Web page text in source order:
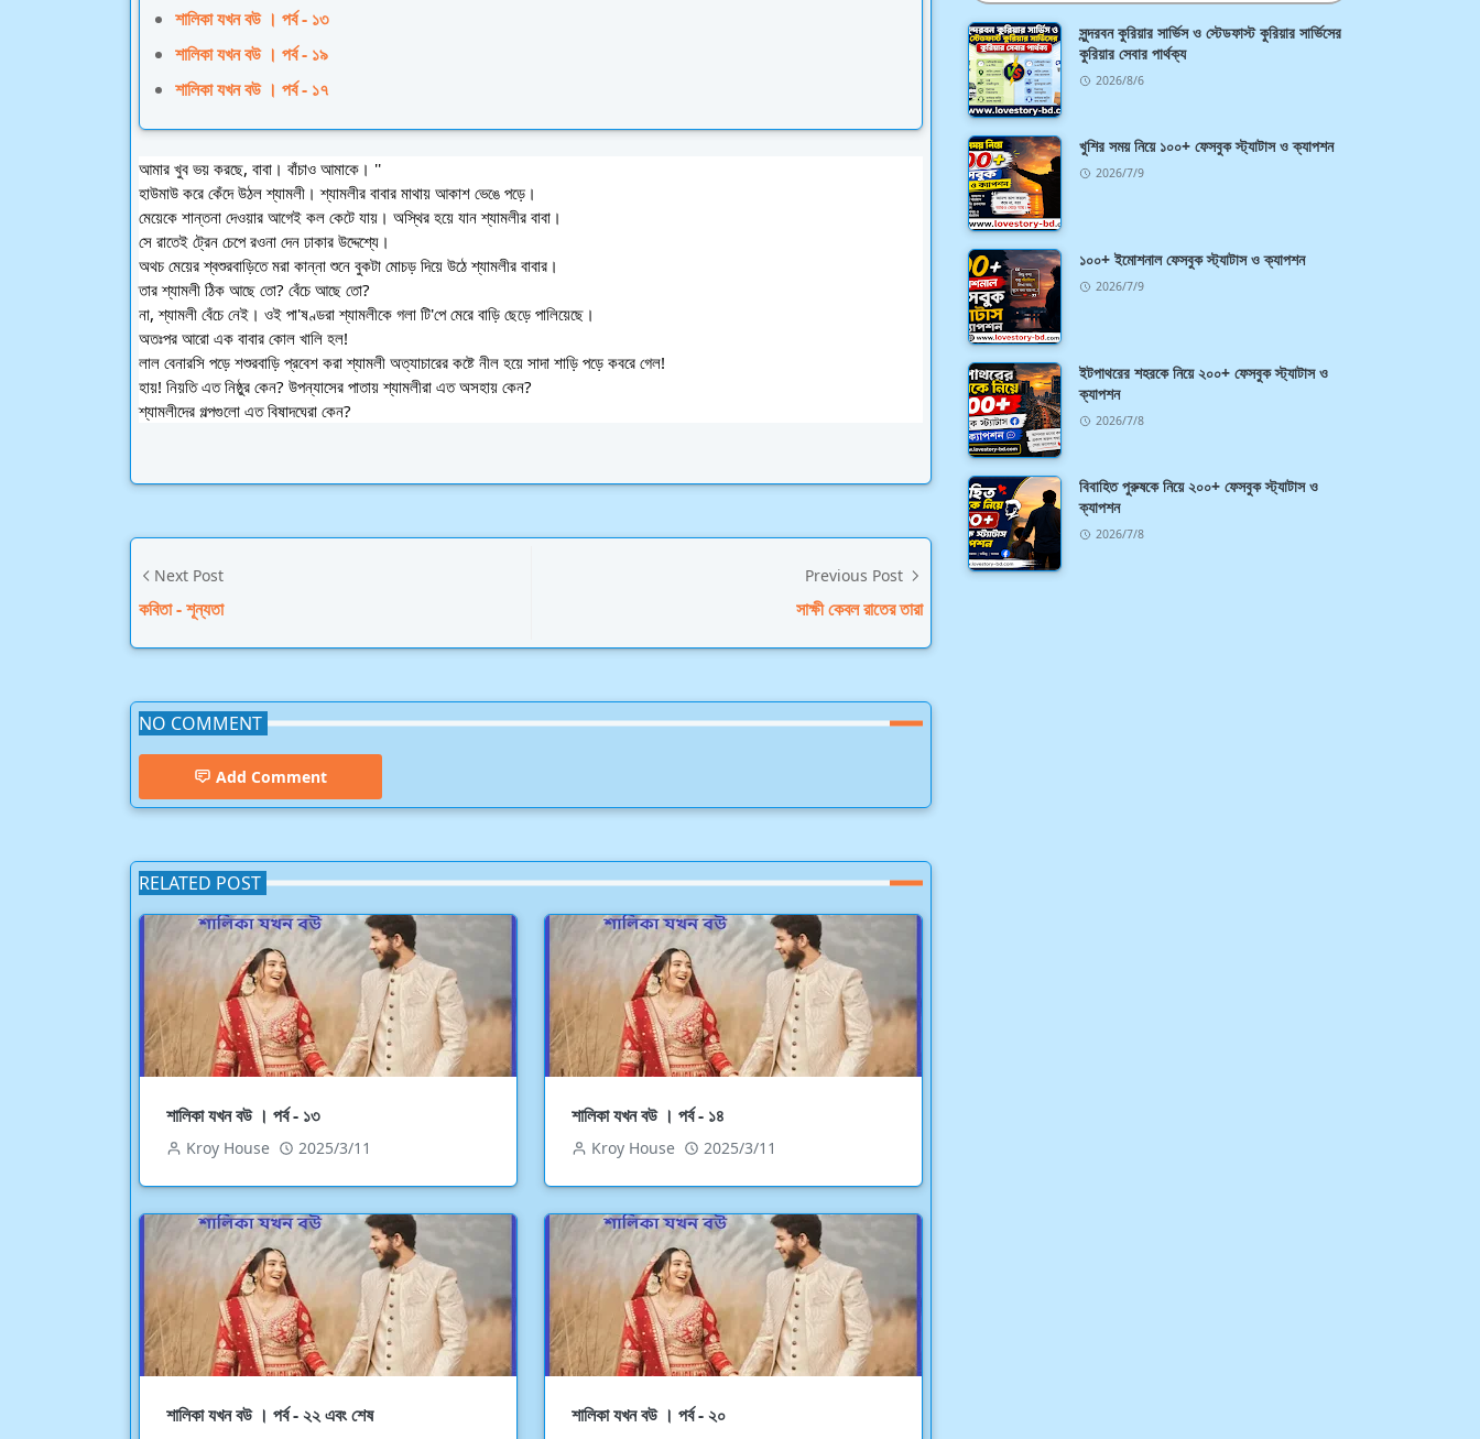
শালিকা যখন বউ । পর্ব - ১৩
শালিকা যখন বউ । পর্ব - ১৯
শালিকা যখন বউ । পর্ব - ১৭
আমার খুব ভয় করছে, বাবা। বাঁচাও আমাকে। ''
হাউমাউ করে কেঁদে উঠল শ্যামলী। শ্যামলীর বাবার মাথায় আকাশ ভেঙে পড়ে।
মেয়েকে শান্তনা দেওয়ার আগেই কল কেটে যায়। অস্থির হয়ে যান শ্যামলীর বাবা।
সে রাতেই ট্রেন চেপে রওনা দেন ঢাকার উদ্দেশ্যে।
অথচ মেয়ের শ্বশুরবাড়িতে মরা কান্না শুনে বুকটা মোচড় দিয়ে উঠে শ্যামলীর বাবার।
তার শ্যামলী ঠিক আছে তো? বেঁচে আছে তো?
না, শ্যামলী বেঁচে নেই। ওই পা'ষণ্ডরা শ্যামলীকে গলা টি'পে মেরে বাড়ি ছেড়ে পালিয়েছে।
অতঃপর আরো এক বাবার কোল খালি হল!
লাল বেনারসি পড়ে শশুরবাড়ি প্রবেশ করা শ্যামলী অত্যাচারের কষ্টে নীল হয়ে সাদা শাড়ি পড়ে কবরে গেল!
হায়! নিয়তি এত নিষ্ঠুর কেন? উপন্যাসের পাতায় শ্যামলীরা এত অসহায় কেন?
শ্যামলীদের গল্পগুলো এত বিষাদঘেরা কেন?
Next Post
কবিতা - শূন্যতা
Previous Post
সাক্ষী কেবল রাতের তারা
NO COMMENT
Add Comment
RELATED POST
শালিকা যখন বউ । পর্ব - ১৩
Kroy House 2025/3/11
শালিকা যখন বউ । পর্ব - ১৪
Kroy House 2025/3/11
শালিকা যখন বউ । পর্ব - ২২ এবং শেষ শালিকা যখন বউ । পর্ব - ২০
সুন্দরবন কুরিয়ার সার্ভিস ও স্টেডফাস্ট কুরিয়ার সার্ভিসের
কুরিয়ার সেবার পার্থক্য
2026/8/6
খুশির সময় নিয়ে ১০০+ ফেসবুক স্ট্যাটাস ও ক্যাপশন
2026/7/9
১০০+ ইমোশনাল ফেসবুক স্ট্যাটাস ও ক্যাপশন
2026/7/9
ইটপাথরের শহরকে নিয়ে ২০০+ ফেসবুক স্ট্যাটাস ও
ক্যাপশন
2026/7/8
বিবাহিত পুরুষকে নিয়ে ২০০+ ফেসবুক স্ট্যাটাস ও
ক্যাপশন
2026/7/8